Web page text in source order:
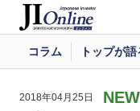
コラム トップが語
2018年04月25日